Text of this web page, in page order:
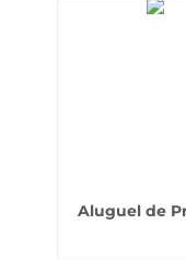
Aluguel de